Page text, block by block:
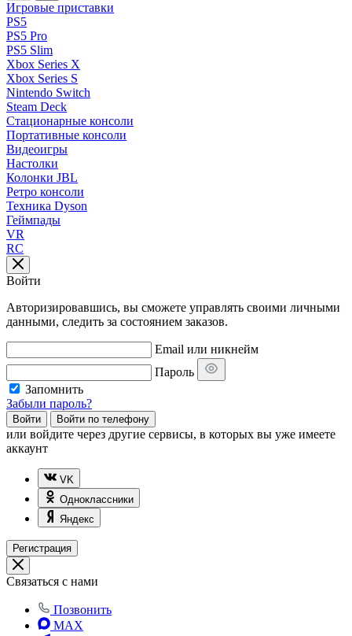
Игровые приставки
PS5
PS5 Pro
PS5 Slim
Xbox Series X
Xbox Series S
Nintendo Switch
Steam Deck
Стационарные консоли
Портативные консоли
Видеоигры
Настолки
Колонки JBL
Ретро консоли
Техника Dyson
Геймпады
VR
RC
Войти
Авторизировавшись, вы сможете управлять своими личными
данными, следить за состоянием заказов.
Email или никнейм
Пароль
Запомнить
Забыли пароль?
Войти Войти по телефону
или войдите через другие сервисы, в которых вы уже имеете
аккаунт
VK
Одноклассники
Яндекс
Регистрация
Связаться с нами
Позвонить
MAX